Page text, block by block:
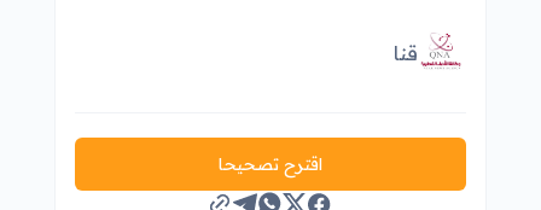
قنا
اقترح تصحيحا